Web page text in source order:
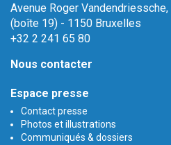
Avenue Roger Vandendriessche,
(boîte 19) - 1150 Bruxelles
+32 2 241 65 80
Nous contacter
Espace presse
Contact presse
Photos et illustrations
Communiqués & dossiers